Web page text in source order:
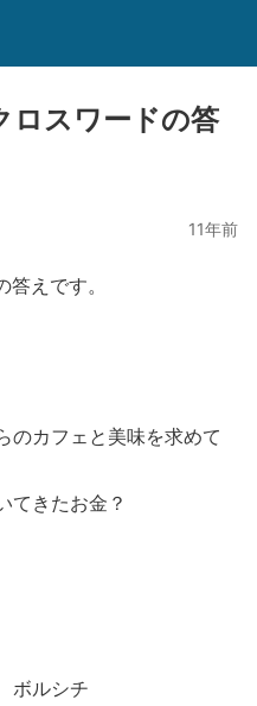
スワードの答
11年前
答えです。
のカフェと美味を求めて
てきたお金？
ボルシチ